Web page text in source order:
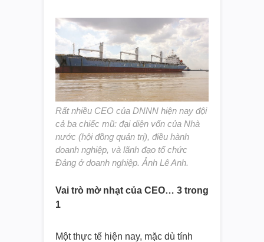
Rất nhiều CEO của DNNN hiện nay đội
cả ba chiếc mũ: đại diện vốn của Nhà
nước (hội đồng quản trị), điều hành
doanh nghiệp, và lãnh đạo tổ chức
Đảng ở doanh nghiệp. Ảnh Lê Anh.
Vai trò mờ nhạt của CEO… 3 trong
1
Một thực tế hiện nay, mặc dù tính